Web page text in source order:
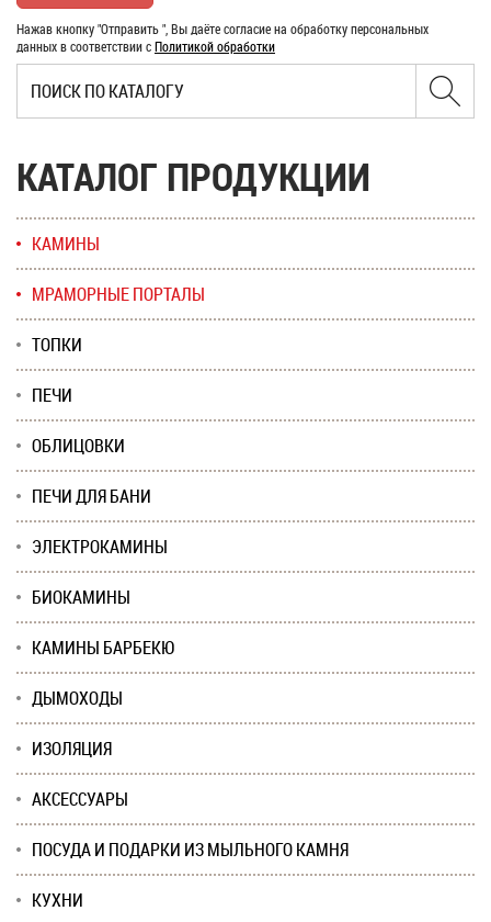
Нажав кнопку "Отправить ", Вы даёте согласие на обработку персональных
данных в соответствии сПолитикой обработки
КАТАЛОГ ПРОДУКЦИИ
КАМИНЫ
МРАМОРНЫЕ ПОРТАЛЫ
ТОПКИ
ПЕЧИ
ОБЛИЦОВКИ
ПЕЧИ ДЛЯ БАНИ
ЭЛЕКТРОКАМИНЫ
БИОКАМИНЫ
КАМИНЫ БАРБЕКЮ
ДЫМОХОДЫ
ИЗОЛЯЦИЯ
АКСЕССУАРЫ
ПОСУДА И ПОДАРКИ ИЗ МЫЛЬНОГО КАМНЯ
КУХНИ